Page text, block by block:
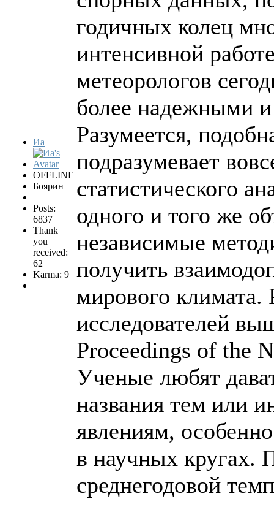
Иа
OFFLINE
Боярин
Posts:
6837
Thank
you
received:
62
Karma: 9
годичных колец
интенсивной
метеорологов
более надежными
Разумеется,
подразумевает
статистического
одного и того же
независимые
получить
мирового климата.
исследователей
Proceedings of the
Ученые любят
названия тем или
явлениям,
в научных кругах.
среднегодовой